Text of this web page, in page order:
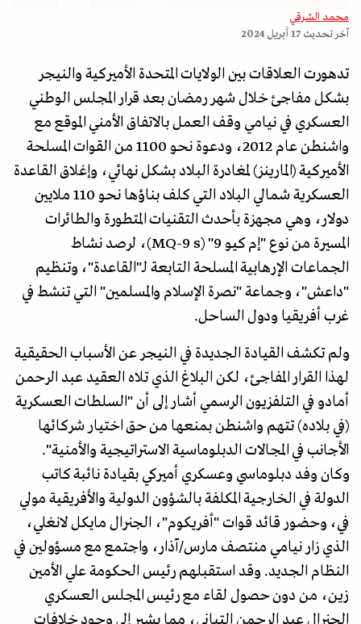
محمد الشرقي
آخر تحديث17 أبريل 2024
تدهورت العلاقات بين الولايات المتحدة الأميركية والنيجر
بشكل مفاجئ خلال شهر رمضان بعد قرار المجلس الوطني
العسكري في نيامي وقف العمل بالاتفاق الأمني الموقع مع
واشنطن عام 2012، ودعوة نحو 1100 من القوات المسلحة
الأميركية (المارينز) لمغادرة البلاد بشكل نهائي، وإغلاق القاعدة
العسكرية شمالي البلاد التي كلف بناؤها نحو 110 ملايين
دولار، وهي مجهزة بأحدث التقنيات المتطورة والطائرات
المسيرة من نوع "إم كيو 9" (MQ-9 s)، لرصد نشاط
الجماعات الإرهابية المسلحة التابعة لـ"القاعدة"، وتنظيم
"داعش"، وجماعة "نصرة الإسلام والمسلمين" التي تنشط في
غرب أفريقيا ودول الساحل.
ولم تكشف القيادة الجديدة في النيجر عن الأسباب الحقيقية
لهذا القرار المفاجئ، لكن البلاغ الذي تلاه العقيد عبد الرحمن
أمادو في التلفزيون الرسمي أشار إلى أن "السلطات العسكرية
(في بلاده) تتهم واشنطن بمنعها من حق اختيار شركائها
الأجانب في المجالات الدبلوماسية الاستراتيجية والأمنية".
وكان وفد دبلوماسي وعسكري أميركي بقيادة نائبة كاتب
الدولة في الخارجية المكلفة بالشؤون الدولية والأفريقية مولي
في، وحضور قائد قوات "أفريكوم"، الجنرال مايكل لانغلي،
الذي زار نيامي منتصف مارس/آذار، واجتمع مع مسؤولين في
النظام الجديد. وقد استقبلهم رئيس الحكومة علي الأمين
زين، من دون حصول لقاء مع رئيس المجلس العسكري